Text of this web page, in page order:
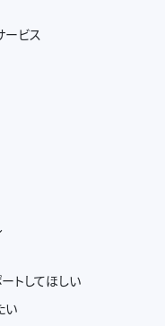
ービス
トしてほしい
い